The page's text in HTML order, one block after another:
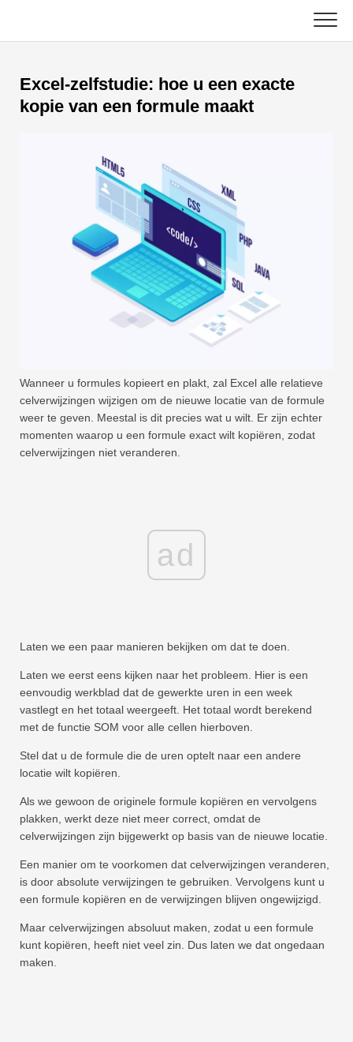
content
Excel-functies
Woordenlijst
Toetsenbord sneltoetsen
Draaitabel
TechTV
JavaScript
Excel-zelfstudie: hoe u een exacte
kopie van een formule maakt
Wanneer u formules kopieert en plakt, zal Excel alle relatieve
celverwijzingen wijzigen om de nieuwe locatie van de formule
weer te geven. Meestal is dit precies wat u wilt. Er zijn echter
momenten waarop u een formule exact wilt kopiëren, zodat
celverwijzingen niet veranderen.
ad
Laten we een paar manieren bekijken om dat te doen.
Laten we eerst eens kijken naar het probleem. Hier is een
eenvoudig werkblad dat de gewerkte uren in een week
vastlegt en het totaal weergeeft. Het totaal wordt berekend
met de functie SOM voor alle cellen hierboven.
Stel dat u de formule die de uren optelt naar een andere
locatie wilt kopiëren.
Als we gewoon de originele formule kopiëren en vervolgens
plakken, werkt deze niet meer correct, omdat de
celverwijzingen zijn bijgewerkt op basis van de nieuwe locatie.
Een manier om te voorkomen dat celverwijzingen veranderen,
is door absolute verwijzingen te gebruiken. Vervolgens kunt u
een formule kopiëren en de verwijzingen blijven ongewijzigd.
Maar celverwijzingen absoluut maken, zodat u een formule
kunt kopiëren, heeft niet veel zin. Dus laten we dat ongedaan
maken.